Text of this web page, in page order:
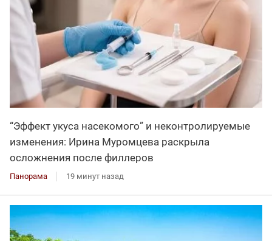
“Эффект укуса насекомого” и неконтролируемые
изменения: Ирина Муромцева раскрыла
осложнения после филлеров
Панорама 19 минут назад